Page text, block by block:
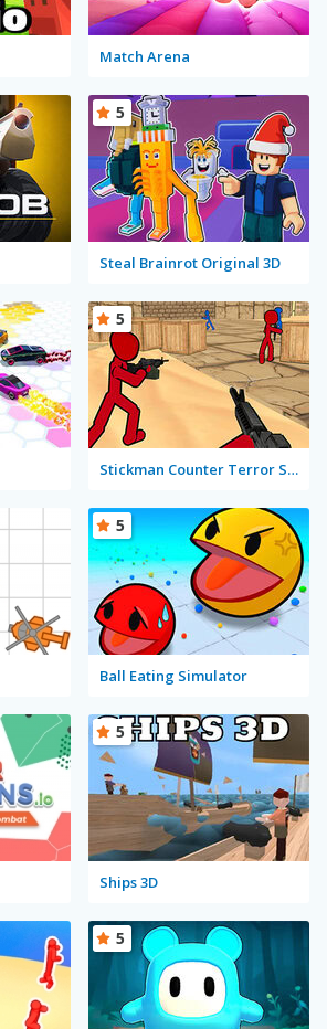
Match Arena
Steal Brainrot Original 3D
5
Stickman Counter Terror Strike
5
Ball Eating Simulator
5
Ships 3D
5
5